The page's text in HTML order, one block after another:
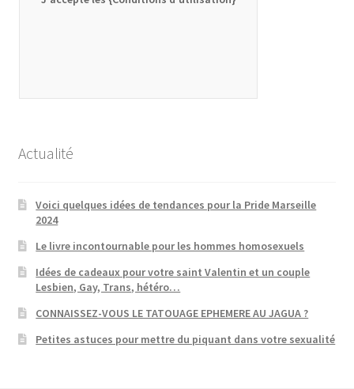
Actualité
Voici quelques idées de tendances pour la Pride Marseille
2024
Le livre incontournable pour les hommes homosexuels
Idées de cadeaux pour votre saint Valentin et un couple
Lesbien, Gay, Trans, hétéro…
CONNAISSEZ-VOUS LE TATOUAGE EPHEMERE AU JAGUA ?
Petites astuces pour mettre du piquant dans votre sexualité